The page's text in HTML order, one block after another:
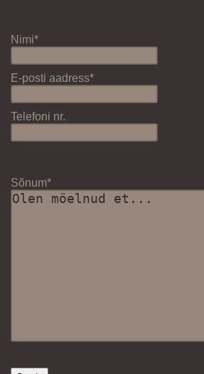
Nimi*
E-posti aadress*
Telefoni nr.
Sõnum*